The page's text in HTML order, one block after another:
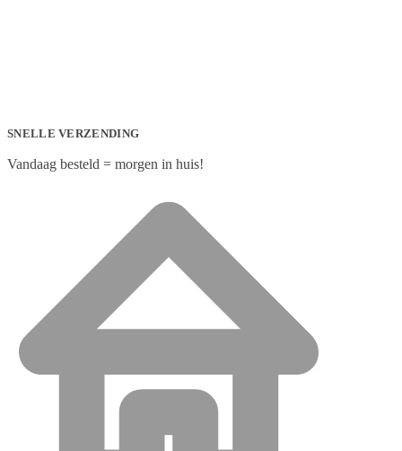
SNELLE VERZENDING
Vandaag besteld = morgen in huis!